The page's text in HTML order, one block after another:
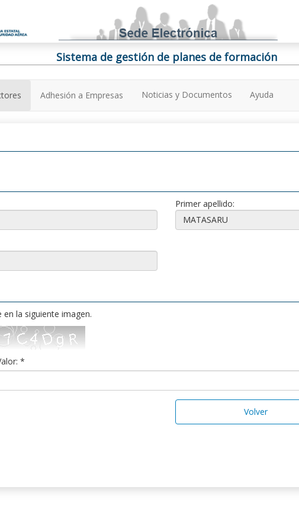
Sistema de gestión de planes de formación
Adhesión a Empresas Noticias y Documentos Ayuda
Primer apellido:
la siguiente imagen.
*
Volver